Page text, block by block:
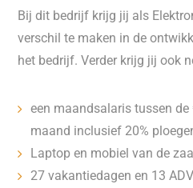
Bij dit bedrijf krijg jij als
verschil te maken in de
het bedrijf. Verder krijg jij ook
een maandsalaris tussen de
maand inclusief 20%
Laptop en mobiel van de
27 vakantiedagen en 13